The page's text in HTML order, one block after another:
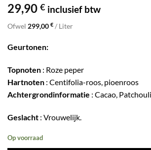
29,90 € inclusief btw
Ofwel 299,00 € / Liter
Geurtonen:
Topnoten : Roze peper
Hartnoten : Centifolia-roos, pioenroos
Achtergrondinformatie : Cacao,
Geslacht : Vrouwelijk.
Op voorraad